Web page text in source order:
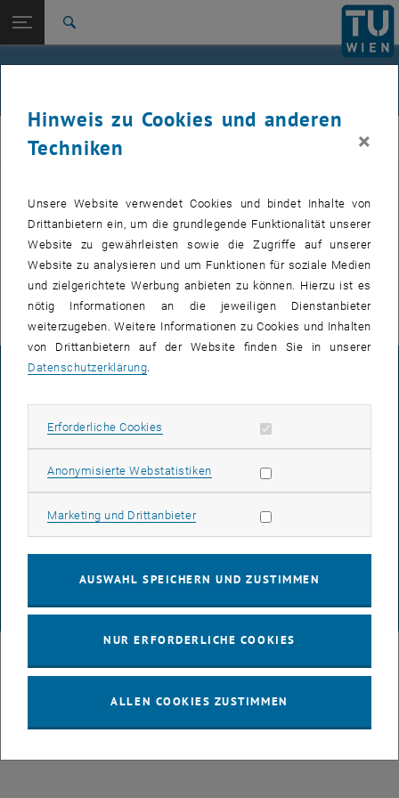
TU Login
Studium
International
Zur 1. Menü Ebene
femTUme
Zurück: Subseiten von femTUme auflisten
Zurück zur letzten Ebene:
femTUme
Nützliche Links
femTUme
Wie kann ich mitmachen?
Wer kann Teil des Netzwerkes sein?
Wer kann das Netzwerk unterstützen und wie?
© TU Wien# 66627
BARRIEREFREIHEITSERKLÄRUNG
Hinweis zu Cookies und anderen
Techniken
×
Unsere Website verwendet Cookies und bindet Inhalte von
Drittanbietern ein, um die grundlegende Funktionalität unserer
Website zu gewährleisten sowie die Zugriffe auf unserer
Website zu analysieren und um Funktionen für soziale Medien
und zielgerichtete Werbung anbieten zu können. Hierzu ist es
nötig Informationen an die jeweiligen Dienstanbieter
weiterzugeben. Weitere Informationen zu Cookies und Inhalten
von Drittanbietern auf der Website finden Sie in unserer
Datenschutzerklärung.
Erforderliche Cookies Erforderliche Cookies zulassen
Anonymisierte WebstatistikenStatistik Cookies zulassen
Marketing und DrittanbieterMarketing Cookies zulassen
AUSWAHL SPEICHERN UND ZUSTIMMEN
NUR ERFORDERLICHE COOKIES
ALLEN COOKIES ZUSTIMMEN